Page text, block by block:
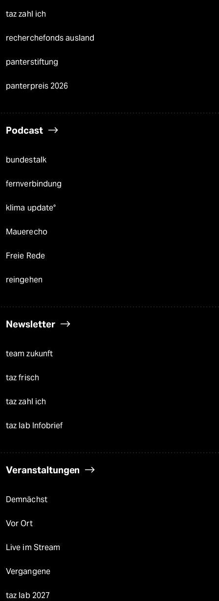
taz zahl ich
recherchefonds ausland
panterstiftung
panterpreis 2026
Podcast
bundestalk
fernverbindung
klima update°
Mauerecho
Freie Rede
reingehen
Newsletter
team zukunft
taz frisch
taz zahl ich
taz lab Infobrief
Veranstaltungen
Demnächst
Vor Ort
Live im Stream
Vergangene
taz lab 2027